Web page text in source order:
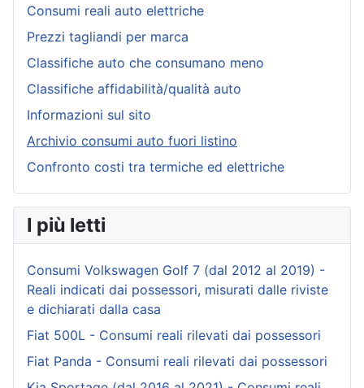
Consumi reali auto elettriche
Prezzi tagliandi per marca
Classifiche auto che consumano meno
Classifiche affidabilità/qualità auto
Informazioni sul sito
Archivio consumi auto fuori listino
Confronto costi tra termiche ed elettriche
I più letti
Consumi Volkswagen Golf 7 (dal 2012 al 2019) -
Reali indicati dai possessori, misurati dalle riviste
e dichiarati dalla casa
Fiat 500L - Consumi reali rilevati dai possessori
Fiat Panda - Consumi reali rilevati dai possessori